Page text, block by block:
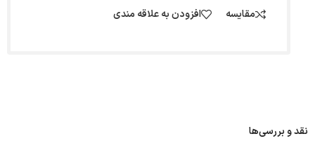
مقایسه افزودن به علاقه مندی
نقد و بررسی‌ها